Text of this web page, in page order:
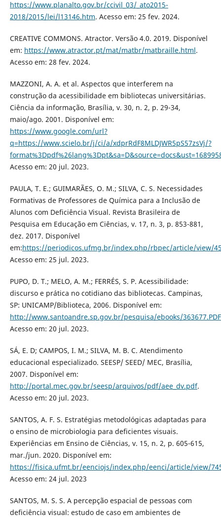
https://www.planalto.gov.br/ccivil_03/_ato2015-
2018/2015/lei/l13146.htm. Acesso em: 25 fev. 2024.
CREATIVE COMMONS. Atractor. Versão 4.0. 2019. Disponível
em: https://www.atractor.pt/mat/matbr/matbraille.html.
Acesso em: 28 fev. 2024.
MAZZONI, A. A. et al. Aspectos que interferem na
construção da acessibilidade em bibliotecas universitárias.
Ciência da informação, Brasília, v. 30, n. 2, p. 29-34,
maio/ago. 2001. Disponível em:
https://www.google.com/url?
q=https://www.scielo.br/j/ci/a/xdprRdF8MLDJWR5pS57zsVj/?
Acesso em: 20 jul. 2023.
PAULA, T. E.; GUIMARÃES, O. M.; SILVA, C. S. Necessidades
Formativas de Professores de Química para a Inclusão de
Alunos com Deficiência Visual. Revista Brasileira de
Pesquisa em Educação em Ciências, v. 17, n. 3, p. 853-881,
dez. 2017. Disponível
em:https://periodicos.ufmg.br/index.php/rbpec/article/view/
Acesso em: 25 jul. 2023.
PUPO, D. T.; MELO, A. M.; FERRÉS, S. P. Acessibilidade:
discurso e prática no cotidiano das bibliotecas. Campinas,
SP: UNICAMP/Biblioteca, 2006. Disponível em:
http://www.santoandre.sp.gov.br/pesquisa/ebooks/363677.PDF
Acesso em: 20 jul. 2023.
SÁ, E. D; CAMPOS, I. M.; SILVA, M. B. C. Atendimento
educacional especializado. SEESP/ SEED/ MEC, Brasília,
2007. Disponível em:
http://portal.mec.gov.br/seesp/arquivos/pdf/aee_dv.pdf.
Acesso em: 20 jul. 2023.
SANTOS, A. F. S. Estratégias metodológicas adaptadas para
o ensino de microbiologia para deficientes visuais.
Experiências em Ensino de Ciências, v. 15, n. 2, p. 605-615,
mar./jun. 2020. Disponível em:
https://fisica.ufmt.br/eenciojs/index.php/eenci/article/view/
Acesso em: 24 jul. 2023
SANTOS, M. S. S. A percepção espacial de pessoas com
deficiência visual: estudo de caso em ambientes de